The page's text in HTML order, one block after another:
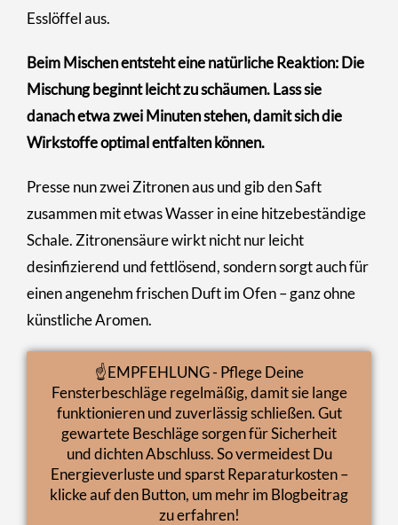
Esslöffel aus.
Beim Mischen entsteht eine natürliche Reaktion: Die
Mischung beginnt leicht zu schäumen. Lass sie
danach etwa zwei Minuten stehen, damit sich die
Wirkstoffe optimal entfalten können.
Presse nun zwei Zitronen aus und gib den Saft
zusammen mit etwas Wasser in eine hitzebeständige
Schale. Zitronensäure wirkt nicht nur leicht
desinfizierend und fettlösend, sondern sorgt auch für
einen angenehm frischen Duft im Ofen – ganz ohne
künstliche Aromen.
☝️EMPFEHLUNG - Pflege Deine
Fensterbeschläge regelmäßig, damit sie lange
funktionieren und zuverlässig schließen. Gut
gewartete Beschläge sorgen für Sicherheit
und dichten Abschluss. So vermeidest Du
Energieverluste und sparst Reparaturkosten –
klicke auf den Button, um mehr im Blogbeitrag
zu erfahren!